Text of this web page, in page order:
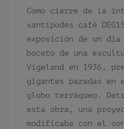
Como cierre de la
«antipodes café
exposición de un día
boceto de una
Vigeland en 1936,
gigantes paradas en
globo terráqueo.
esta obra, una
modificaba con el